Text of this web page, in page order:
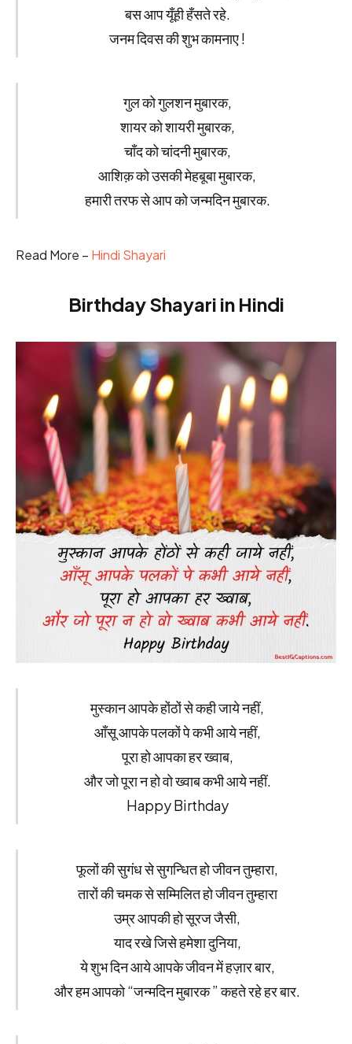
बस आप यूँही हँसते रहे.
जनम दिवस की शुभ कामनाए !
गुल को गुलशन मुबारक,
शायर को शायरी मुबारक,
चाँद को चांदनी मुबारक,
आशिक़ को उसकी मेहबूबा मुबारक,
हमारी तरफ से आप को जन्मदिन मुबारक.
Read More – Hindi Shayari
Birthday Shayari in Hindi
मुस्कान आपके होंठों से कही जाये नहीं,
आँसू आपके पलकों पे कभी आये नहीं,
पूरा हो आपका हर ख्वाब,
और जो पूरा न हो वो ख्वाब कभी आये नहीं.
Happy Birthday
फूलों की सुगंध से सुगन्धित हो जीवन तुम्हारा,
तारों की चमक से सम्मिलित हो जीवन तुम्हारा
उम्र आपकी हो सूरज जैसी,
याद रखे जिसे हमेशा दुनिया,
ये शुभ दिन आये आपके जीवन में हज़ार बार,
और हम आपको “जन्मदिन मुबारक ” कहते रहे हर बार.